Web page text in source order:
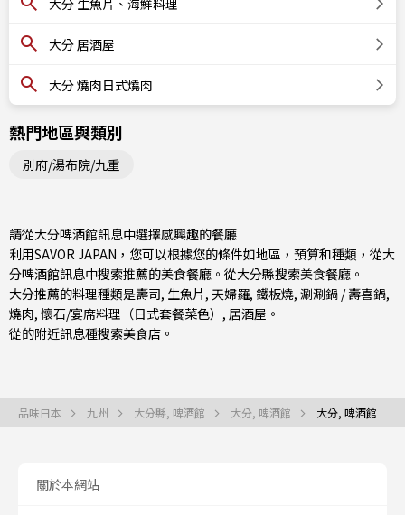
大分 生魚片、海鮮料理
大分 居酒屋
大分 燒肉日式燒肉
熱門地區與類別
別府/湯布院/九重
請從大分啤酒館訊息中選擇感興趣的餐廳
利用SAVOR JAPAN，您可以根據您的條件如地區，預算和種類，從大
分啤酒館訊息中搜索推薦的美食餐廳。從大分縣搜索美食餐廳。
大分推薦的料理種類是壽司, 生魚片 , 天婦羅, 鐵板燒, 涮涮鍋 / 壽喜鍋,
燒肉, 懷石/宴席料理（日式套餐菜色） , 居酒屋 。
從的附近訊息種搜索美食店。
品味日本 九州 大分縣, 啤酒館 大分, 啤酒館 大分, 啤酒館
關於本網站